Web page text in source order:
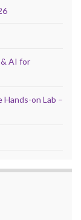
AI for
Hands-on Lab –